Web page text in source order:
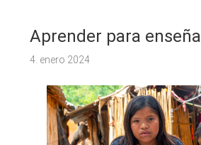
Aprender para
4. enero 2024